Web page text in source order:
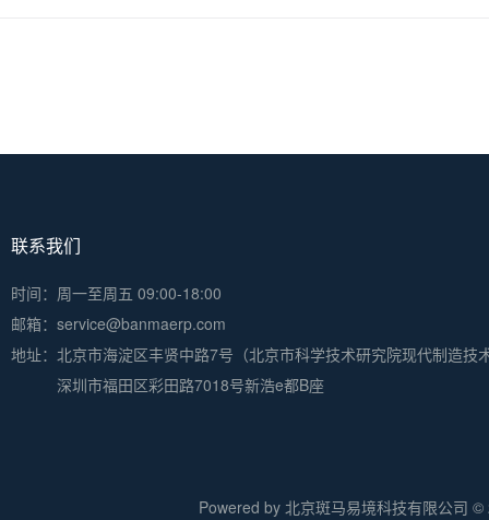
联系我们
时间：周一至周五 09:00-18:00
邮箱：service@banmaerp.com
地址： 北京市海淀区丰贤中路7号（北京市科学技术研究院现代制造技
深圳市福田区彩田路7018号新浩e都B座
Powered by 北京斑马易境科技有限公司